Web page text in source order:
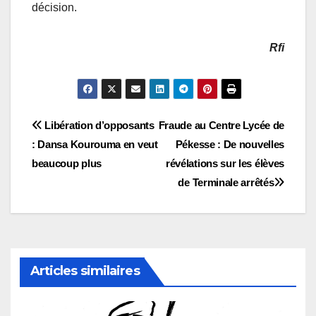
décision.
Rfi
Navigation
de
Fraude au Centre Lycée de
Pékesse : De nouvelles
révélations sur les élèves
de Terminale arrêtés
Libération d’opposants
: Dansa Kourouma en veut
beaucoup plus
Articles similaires